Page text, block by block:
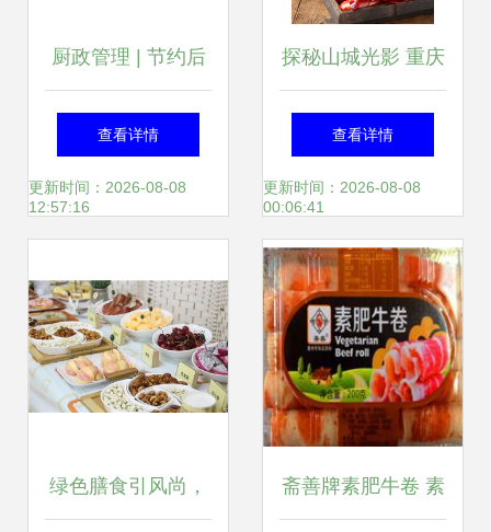
厨政管理 | 节约后
厨成本并不难，这
六招足矣！
查看详情
更新时间：2026-08-08
12:57:16
探秘山城光影 重庆
八一路好吃街的美
食与产品摄影艺术
查看详情
更新时间：2026-08-08
00:06:41
绿色膳食引风尚， 斋善牌素肥牛卷 素